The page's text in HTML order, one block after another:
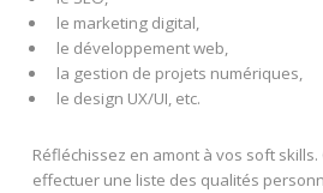
le marketing digital,
le développement web,
la gestion de projets numériques,
le design UX/UI, etc.
Réfléchissez en amont à vos soft
effectuer une liste des qualités